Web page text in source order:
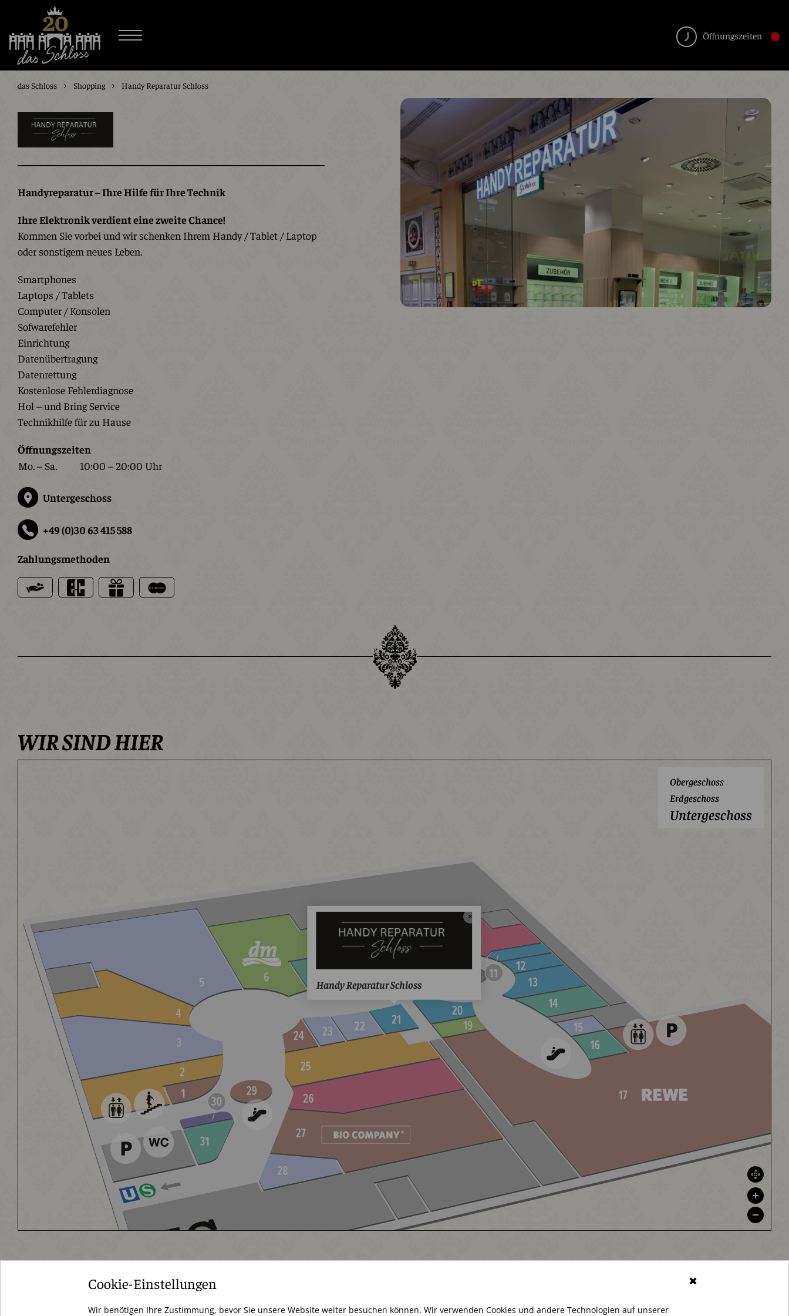
Öffnungszeiten
das Schloss Shopping Handy Reparatur Schloss
Handyreparatur – Ihre Hilfe für Ihre Technik
Ihre Elektronik verdient eine zweite Chance!
Kommen Sie vorbei und wir schenken Ihrem Handy / Tablet / Laptop
oder sonstigem neues Leben.
Smartphones
Laptops / Tablets
Computer / Konsolen
Sofwarefehler
Einrichtung
Datenübertragung
Datenrettung
Kostenlose Fehlerdiagnose
Hol – und Bring Service
Technikhilfe für zu Hause
Öffnungszeiten
Mo. – Sa.
10:00 – 20:00 Uhr
Untergeschoss
+49 (0)30 63 415 588
Zahlungsmethoden
WIR SIND HIER
Handy Reparatur Schloss
Obergeschoss
Erdgeschoss
Untergeschoss
Schloßstraße 34
Aktuell haben wir geschlossen
Cookie-Einstellungen
Wir benötigen Ihre Zustimmung, bevor Sie unsere Website weiter besuchen können. Wir verwenden Cookies und andere Technologien auf unserer
✖